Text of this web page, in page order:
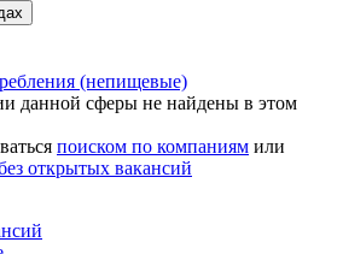
(непищевые)
данной сферы не найдены в этом
поиском по компаниям или
открытых вакансий